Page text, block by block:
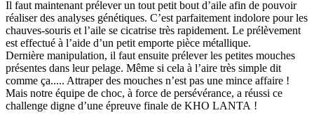
Il faut maintenant prélever un tout petit bout d’aile afin de pouvoir
réaliser des analyses génétiques. C’est parfaitement indolore pour les
chauves-souris et l’aile se cicatrise très rapidement. Le prélèvement
est effectué à l’aide d’un petit emporte pièce métallique.
Dernière manipulation, il faut ensuite prélever les petites mouches
présentes dans leur pelage. Même si cela à l’aire très simple dit
comme ça..... Attraper des mouches n’est pas une mince affaire !
Mais notre équipe de choc, à force de persévérance, a réussi ce
challenge digne d’une épreuve finale de KHO LANTA !